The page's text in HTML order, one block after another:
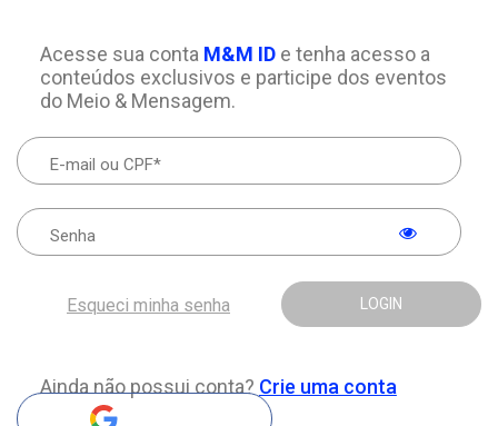
Acesse sua conta M&M IDe tenha acesso a
conteúdos exclusivos e participe dos eventos
do Meio & Mensagem.
LOGIN
Esqueci minha senha
Ainda não possui conta? Crie uma conta